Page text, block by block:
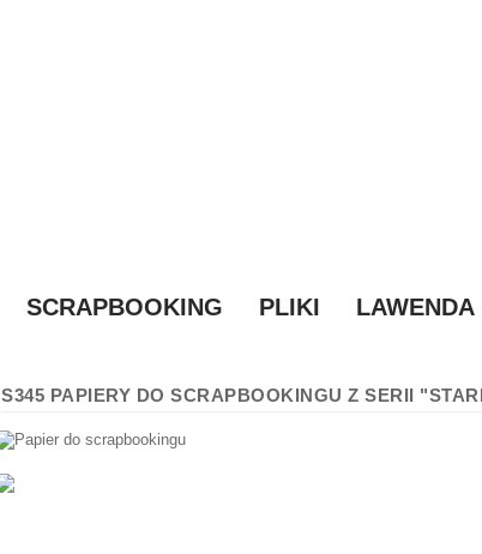
SCRAPBOOKING PLIKI LAWENDA
S345 PAPIERY DO SCRAPBOOKINGU Z SERII